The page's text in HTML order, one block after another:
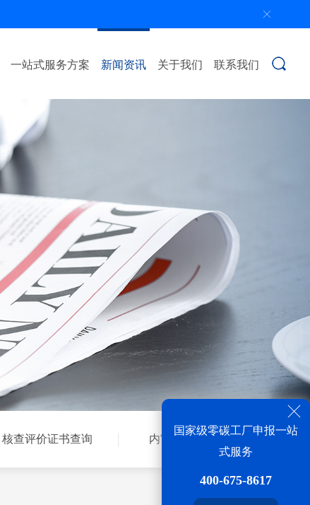
一站式服务方案 新闻资讯 关于我们 联系我们
核查评价证书查询 内审员证书查询
国家级零碳工厂申报一站
式服务
400-675-8617